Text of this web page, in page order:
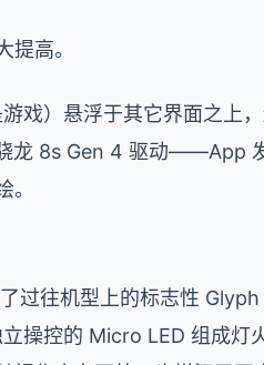
高。
戏）悬浮于其它界面之上
龙 8s Gen 4 驱动——App
过往机型上的标志性
操控的 Micro LED 组成灯